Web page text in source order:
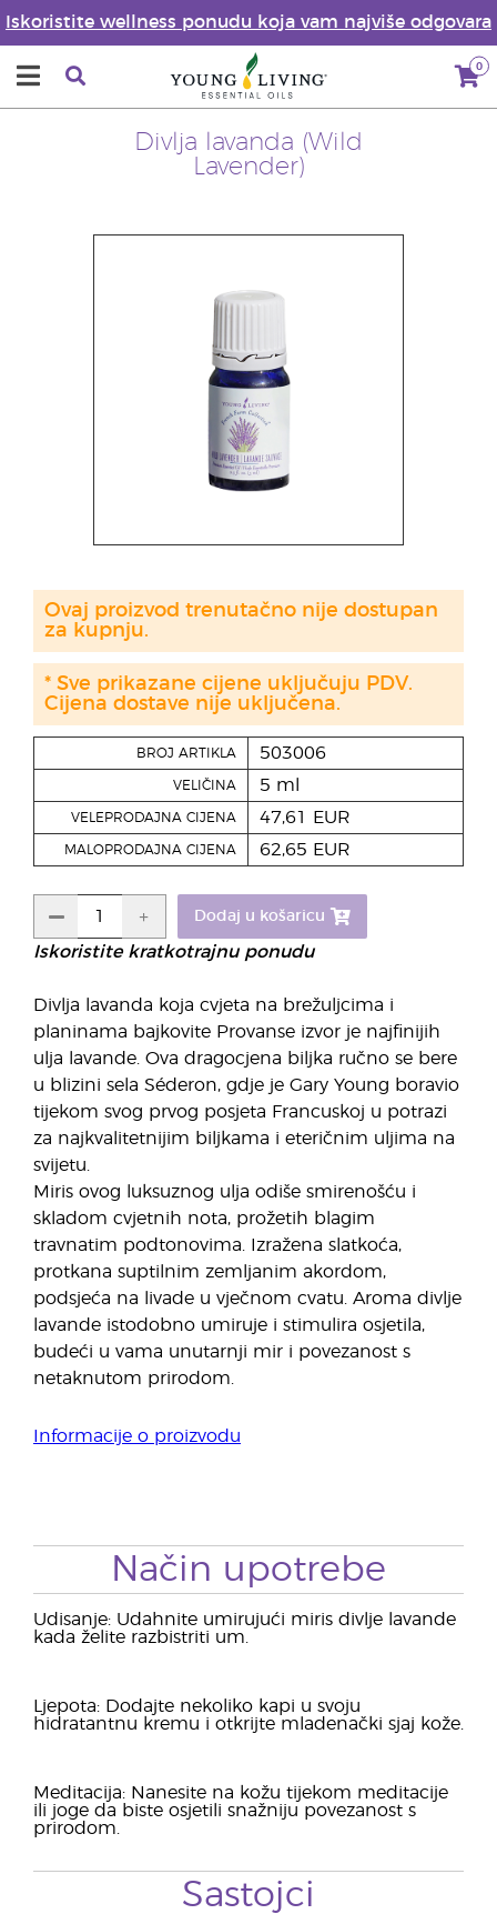
Iskoristite wellness ponudu koja vam najviše odgovara
0
Divlja lavanda (Wild
Lavender)
Iskoristite kratkotrajnu ponudu
Divlja lavanda koja cvjeta na brežuljcima i
planinama bajkovite Provanse izvor je najfinijih
ulja lavande. Ova dragocjena biljka ručno se bere
u blizini sela Séderon, gdje je Gary Young boravio
tijekom svog prvog posjeta Francuskoj u potrazi
za najkvalitetnijim biljkama i eteričnim uljima na
svijetu.
Miris ovog luksuznog ulja odiše smirenošću i
skladom cvjetnih nota, prožetih blagim
travnatim podtonovima. Izražena slatkoća,
protkana suptilnim zemljanim akordom,
podsjeća na livade u vječnom cvatu. Aroma divlje
lavande istodobno umiruje i stimulira osjetila,
budeći u vama unutarnji mir i povezanost s
netaknutom prirodom.
Informacije o proizvodu
BROJ ARTIKLA 503006
VELIČINA 5 ml
VELEPRODAJNA CIJENA 47,61 EUR
MALOPRODAJNA CIJENA 62,65 EUR
Dodaj u košaricu
Ovaj proizvod trenutačno nije dostupan
za kupnju.
* Sve prikazane cijene uključuju PDV.
Cijena dostave nije uključena.
Način upotrebe
Udisanje: Udahnite umirujući miris divlje lavande
kada želite razbistriti um.
Ljepota: Dodajte nekoliko kapi u svoju
hidratantnu kremu i otkrijte mladenački sjaj kože.
Meditacija: Nanesite na kožu tijekom meditacije
ili joge da biste osjetili snažniju povezanost s
prirodom.
Sastojci